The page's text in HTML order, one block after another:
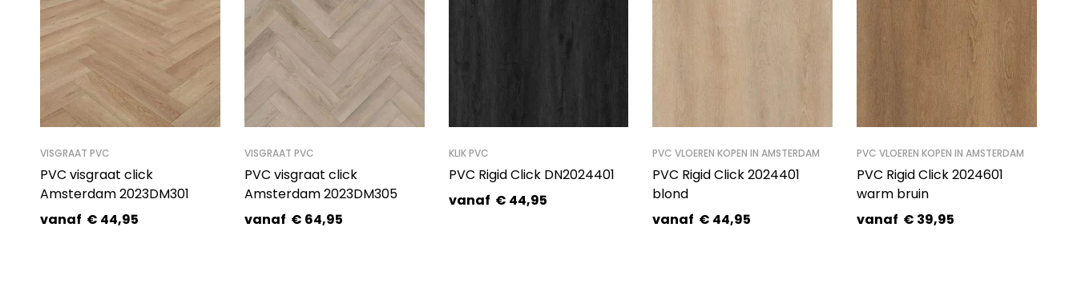
VISGRAAT PVC
PVC visgraat click
Amsterdam 2023DM301
vanaf € 44,95
VISGRAAT PVC
PVC visgraat click
Amsterdam 2023DM305
vanaf € 64,95
KLIK PVC
PVC Rigid Click DN2024401
vanaf € 44,95
PVC VLOEREN KOPEN IN AMSTERDAM
PVC Rigid Click 2024401
blond
vanaf € 44,95
PVC VLOEREN KOPEN IN AMSTERDAM
PVC Rigid Click 2024601
warm bruin
vanaf € 39,95